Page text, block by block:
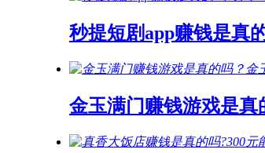
秒提短剧app赚钱是真
金玉满门赚钱游戏是真